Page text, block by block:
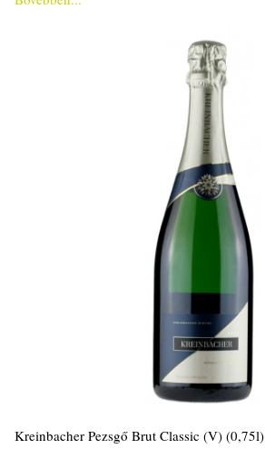
Kreinbacher Pezsgő Brut Classic (V) (0,75l)